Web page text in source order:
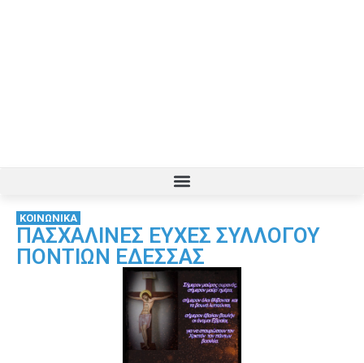
ΚΟΙΝΩΝΙΚΑ
ΠΑΣΧΑΛΙΝΕΣ ΕΥΧΕΣ ΣΥΛΛΟΓΟΥ
ΠΟΝΤΙΩΝ ΕΔΕΣΣΑΣ